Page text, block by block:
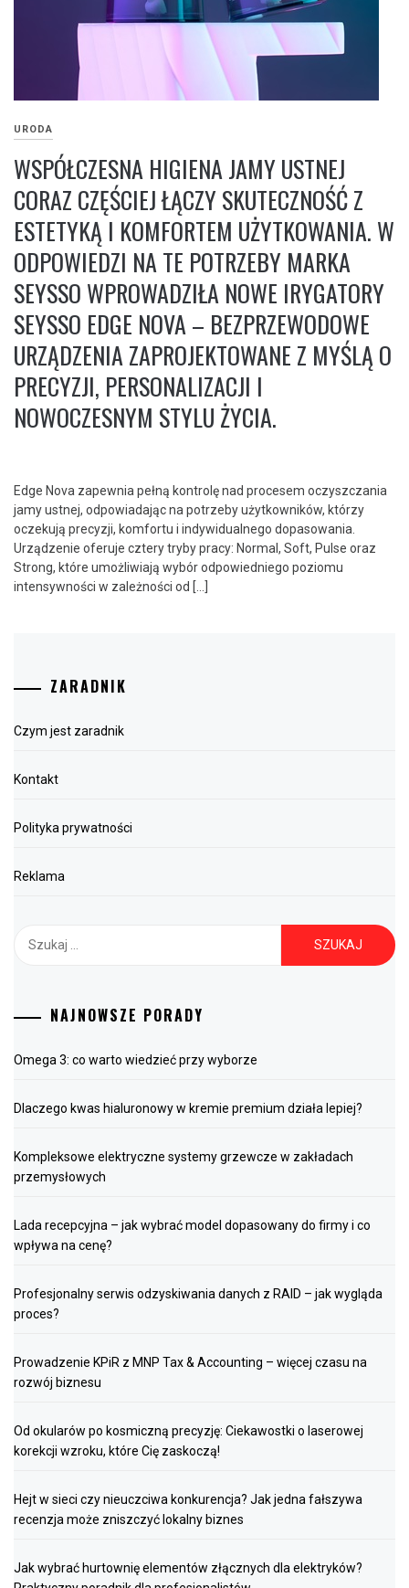
URODA
WSPÓŁCZESNA HIGIENA JAMY USTNEJ
CORAZ CZĘŚCIEJ ŁĄCZY SKUTECZNOŚĆ Z
ESTETYKĄ I KOMFORTEM UŻYTKOWANIA. W
ODPOWIEDZI NA TE POTRZEBY MARKA
SEYSSO WPROWADZIŁA NOWE IRYGATORY
SEYSSO EDGE NOVA – BEZPRZEWODOWE
URZĄDZENIA ZAPROJEKTOWANE Z MYŚLĄ O
PRECYZJI, PERSONALIZACJI I
NOWOCZESNYM STYLU ŻYCIA.
Edge Nova zapewnia pełną kontrolę nad procesem oczyszczania
jamy ustnej, odpowiadając na potrzeby użytkowników, którzy
oczekują precyzji, komfortu i indywidualnego dopasowania.
Urządzenie oferuje cztery tryby pracy: Normal, Soft, Pulse oraz
Strong, które umożliwiają wybór odpowiedniego poziomu
intensywności w zależności od […]
ZARADNIK
Czym jest zaradnik
Kontakt
Polityka prywatności
Reklama
NAJNOWSZE PORADY
Omega 3: co warto wiedzieć przy wyborze
Dlaczego kwas hialuronowy w kremie premium działa lepiej?
Kompleksowe elektryczne systemy grzewcze w zakładach
przemysłowych
Lada recepcyjna – jak wybrać model dopasowany do firmy i co
wpływa na cenę?
Profesjonalny serwis odzyskiwania danych z RAID – jak wygląda
proces?
Prowadzenie KPiR z MNP Tax & Accounting – więcej czasu na
rozwój biznesu
Od okularów po kosmiczną precyzję: Ciekawostki o laserowej
korekcji wzroku, które Cię zaskoczą!
Hejt w sieci czy nieuczciwa konkurencja? Jak jedna fałszywa
recenzja może zniszczyć lokalny biznes
Jak wybrać hurtownię elementów złącznych dla elektryków?